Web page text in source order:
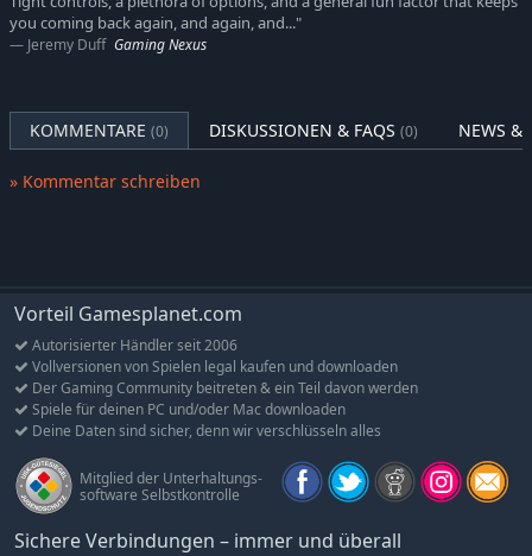
ein komplexes Rangsystem sorgen für verlängerten
Spielspaß
you coming back again, and again, and..."
Jeremy Duff Gaming Nexus
KOMMENTARE (0) DISKUSSIONEN & FAQS (0) NEWS &
» Kommentar schreiben
Vorteil Gamesplanet.com
Autorisierter Händler seit 2006
Vollversionen von Spielen legal kaufen und downloaden
Der Gaming Community beitreten & ein Teil davon werden
Spiele für deinen PC und/oder Mac downloaden
Deine Daten sind sicher, denn wir verschlüsseln alles
Mitglied der Unterhaltungs-
software Selbstkontrolle
Sichere Verbindungen – immer und überall